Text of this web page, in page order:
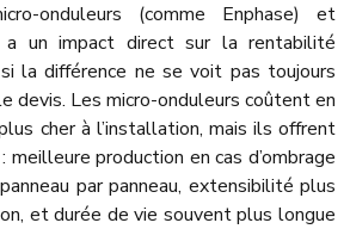
onduleurs (comme Enphase) et
a un impact direct sur la rentabilité
la différence ne se voit pas toujours
devis. Les micro-onduleurs coûtent en
cher à l’installation, mais ils offrent
meilleure production en cas d’ombrage
par panneau, extensibilité plus
et durée de vie souvent plus longue